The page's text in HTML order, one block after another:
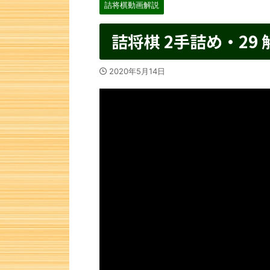
詰将棋動画解説
詰将棋 2手詰め・29
2020年5月14日